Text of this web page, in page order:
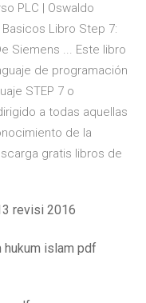
PLC | Oswaldo
Libro Step 7:
Siemens ... Este libro
de programación
STEP 7 o
a todas aquellas
de la
gratis libros de
revisi 2016
hukum islam pdf